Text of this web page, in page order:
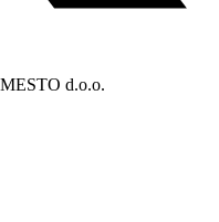
d.o.o.